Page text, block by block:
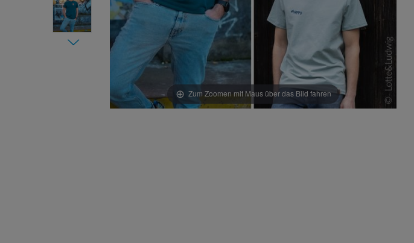
Zum Zoomen mit Maus über das Bild fahren